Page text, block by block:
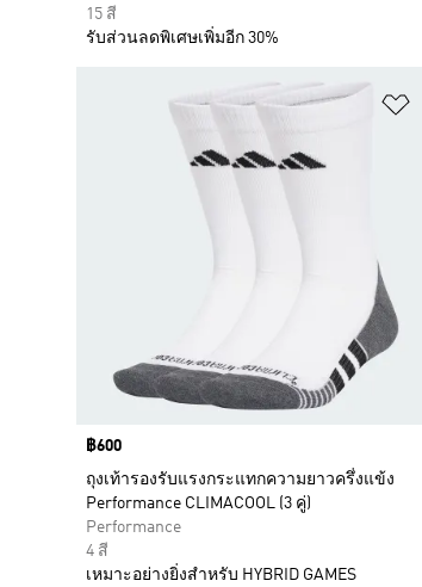
15 สี
รับส่วนลดพิเศษเพิ่มอีก 30%
Price
฿600
ถุงเท้ารองรับแรงกระแทกความยาวครึ่งแข้ง
Performance CLIMACOOL (3 คู่)
Performance
4 สี
เหมาะอย่างยิ่งสำหรับ HYBRID GAMES